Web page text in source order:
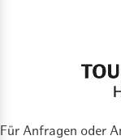
Für Anfragen oder